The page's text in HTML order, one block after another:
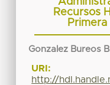
Recursos
Gonzalez Bureos
URI:
http://